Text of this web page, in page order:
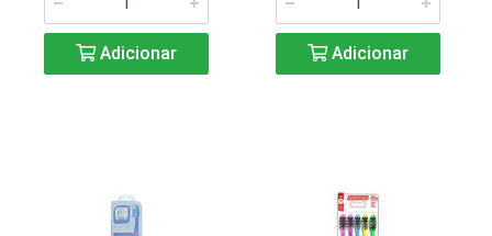
Adicionar Adicionar